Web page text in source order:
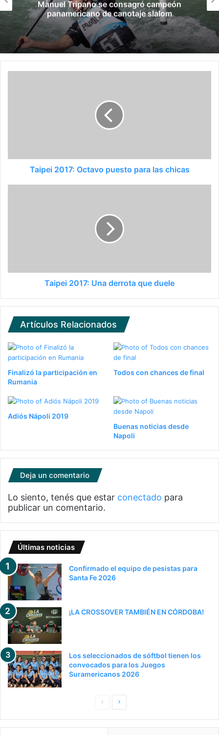
Manuel Tripano se consagró campeón
panamericano de canotaje slalom
Taipei 2017: Octavo puesto para las chicas
Taipei 2017: Una derrota que duele
Artículos Relacionados
Finalizó la participación en
Rumania
Todos con chances de final
Adiós Nápoli 2019
Buenas noticias desde
Napoli
Deja un comentario
Lo siento, tenés que estar conectado para
publicar un comentario.
Últimas noticias
Confirmado el equipo de pesistas para
Santa Fe 2026
¡LA CROSSOVER TAMBIÉN EN CÓRDOBA!
Los seleccionados de sóftbol tienen los
convocados para los Juegos
Suramericanos 2026
g
g